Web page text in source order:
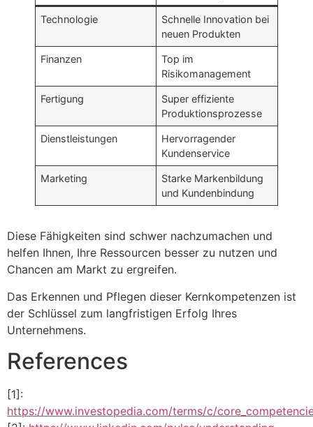
Technologie
Schnelle Innovation bei
neuen Produkten
Finanzen
Top im
Risikomanagement
Fertigung
Super effiziente
Produktionsprozesse
Dienstleistungen
Hervorragender
Kundenservice
Marketing
Starke Markenbildung
und Kundenbindung
Diese Fähigkeiten sind schwer nachzumachen und
helfen Ihnen, Ihre Ressourcen besser zu nutzen und
Chancen am Markt zu ergreifen.
Das Erkennen und Pflegen dieser Kernkompetenzen ist
der Schlüssel zum langfristigen Erfolg Ihres
Unternehmens.
References
[1]:
https://www.investopedia.com/terms/c/